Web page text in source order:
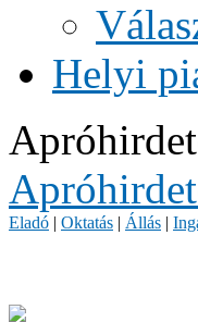
Helyi
Eladó | Oktatás | Állás |